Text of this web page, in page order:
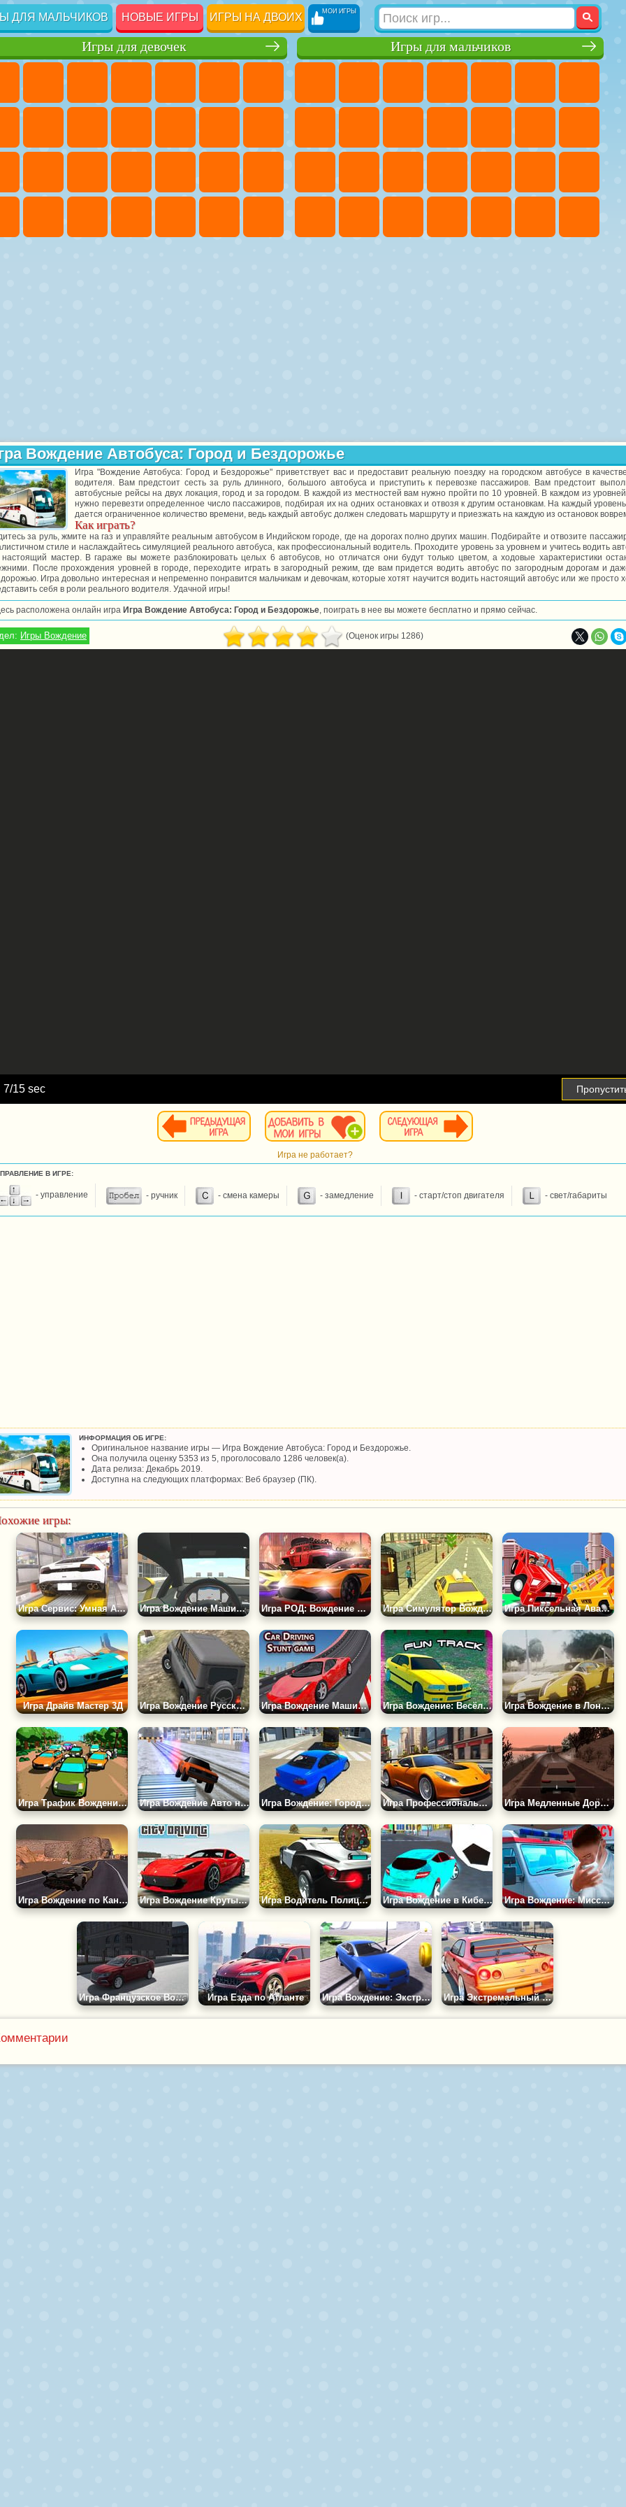
ДЛЯ МАЛЬЧИКОВ НОВЫЕ ИГРЫ ИГРЫ НА ДВОИХ МОИ ИГРЫ
Игры для мальчиков
Игры для девочек
Вождение Автобуса: Город и Бездорожье
Игра "Вождение Автобуса: Город и Бездорожье" приветствует вас и предоставит реальную поездку на городском автобусе в
водителя. Вам предстоит сесть за руль длинного, большого автобуса и приступить к перевозке пассажиров. Вам предстоит
автобусные рейсы на двух локация, город и за городом. В каждой из местностей вам нужно пройти по 10 уровней. В каждом из
нужно перевезти определенное число пассажиров, подбирая их на одних остановках и отвозя к другим остановкам. На каждый
дается ограниченное количество времени, ведь каждый автобус должен следовать маршруту и приезжать на каждую из остановок
Как играть?
за руль, жмите на газ и управляйте реальным автобусом в Индийском городе, где на дорогах полно других машин. Подбирайте и отвозите
стиле и наслаждайтесь симуляцией реального автобуса, как профессиональный водитель. Проходите уровень за уровнем и учитесь водить
настоящий мастер. В гараже вы можете разблокировать целых 6 автобусов, но отличатся они будут только цветом, а ходовые характеристики
После прохождения уровней в городе, переходите играть в загородный режим, где вам придется водить автобус по загородным дорогам и
Игра довольно интересная и непременно понравится мальчикам и девочкам, которые хотят научится водить настоящий автобус или же просто
себя в роли реального водителя. Удачной игры!
расположена онлайн игра Игра Вождение Автобуса: Город и Бездорожье, поиграть в нее вы можете бесплатно и прямо сейчас.
Игры Вождение (Оценок игры 1286)
8/15 sec
Игра не работает?
В ИГРЕ:
- управление - ручник - смена камеры - замедление - старт/стоп двигателя - свет/габариты
ИНФОРМАЦИЯ ОБ ИГРЕ:
Оригинальное название игры — Игра Вождение Автобуса: Город и Бездорожье.
Она получила оценку 5353 из 5, проголосовало 1286 человек(а).
Дата релиза: Декабрь 2019.
Доступна на следующих платформах: Веб браузер (ПК).
игры:
Игра Сервис: Умная Автомойка Игра Вождение Машин в Настоящем Городе 2 Игра РОД: Вождение Автомобиля Игра Симулятор Вождения Такси 3Д Игра Пиксельная Авария 3Д
Игра Драйв Мастер 3Д Игра Вождение Русского УАЗа Игра Вождение Машин: Трюки Игра Вождение: Весёлый Трек Игра Вождение в Лондоне
Игра Трафик Вождение: Езда в Потоке Игра Вождение Авто на 2 Колесах Игра Вождение: Городской Гонщик 3 Игра Профессиональное Городское Вождение Игра Медленные Дороги io
Игра Вождение по Каньону Игра Вождение Крутых Тачек в Мегаполисе Игра Водитель Полицейских Тачек 2 Игра Вождение в Кибер Городе Игра Вождение: Миссия Коронавирус
Игра Французское Вождение Игра Езда по Атланте Игра Вождение: Экстремальные Трюки Игра Экстремальный Водитель Ниссан Скайнлайн